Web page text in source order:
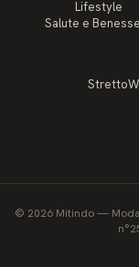
Lifestyle
Salute e
© 2026 Mitindo—